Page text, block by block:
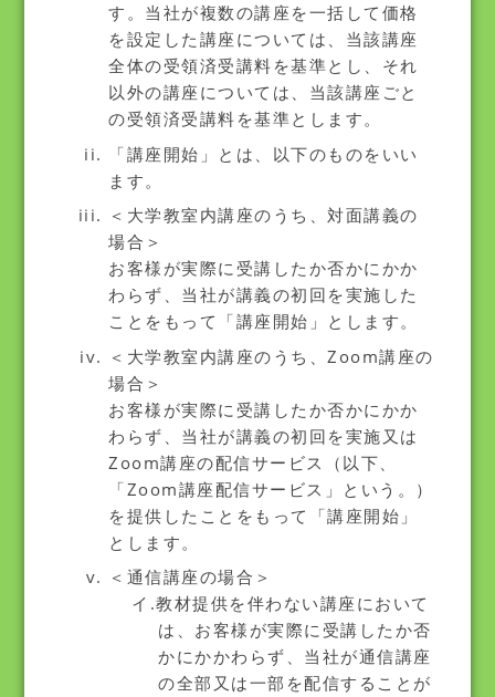
す。当社が複数の講座を一括して価格
を設定した講座については、当該講座
全体の受領済受講料を基準とし、それ
以外の講座については、当該講座ごと
の受領済受講料を基準とします。
「講座開始」とは、以下のものをいい
ます。
＜大学教室内講座のうち、対面講義の
場合＞
お客様が実際に受講したか否かにかか
わらず、当社が講義の初回を実施した
ことをもって「講座開始」とします。
＜大学教室内講座のうち、Zoom講座の
場合＞
お客様が実際に受講したか否かにかか
わらず、当社が講義の初回を実施又は
Zoom講座の配信サービス（以下、
「Zoom講座配信サービス」という。）
を提供したことをもって「講座開始」
とします。
＜通信講座の場合＞
イ.教材提供を伴わない講座において
は、お客様が実際に受講したか否
かにかかわらず、当社が通信講座
の全部又は一部を配信することが